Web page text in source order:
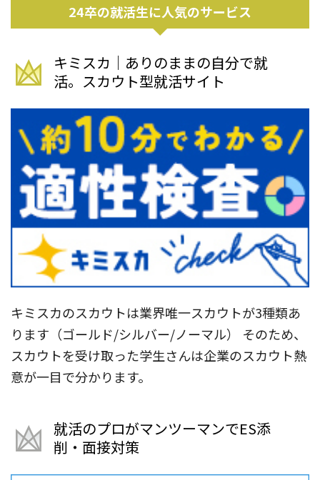
24卒の就活生に人気のサービス
キミスカ｜ありのままの自分で就
活。スカウト型就活サイト
キミスカのスカウトは業界唯一スカウトが3種類あ
ります（ゴールド/シルバー/ノーマル） そのため、
スカウトを受け取った学生さんは企業のスカウト熱
意が一目で分かります。
就活のプロがマンツーマンでES添
削・面接対策